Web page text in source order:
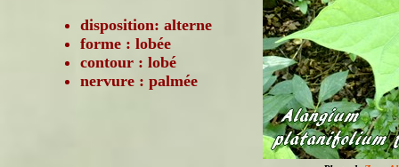
disposition: alterne
forme : lobée
contour : lobé
nervure : palmée